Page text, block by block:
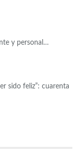
y personal…
sido feliz”: cuarenta